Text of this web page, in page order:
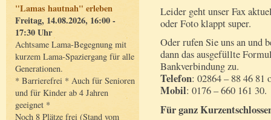
"Lamas hautnah" erleben
Freitag, 14.08.2026, 16:00 -
17:30 Uhr
Achtsame Lama-Begegnung mit
kurzem Lama-Spaziergang für alle
Generationen.
* Barrierefrei * Auch für Senioren
und für Kinder ab 4 Jahren
geeignet *
Noch 8 Plätze frei (Stand vom
Leider geht unser Fax
oder Foto klappt super.
Oder rufen Sie uns an und
dann das ausgefüllte
Bankverbindung zu.
Telefon: 02864 – 88 46 81
Mobil: 0176 – 660 161 30.
Für ganz